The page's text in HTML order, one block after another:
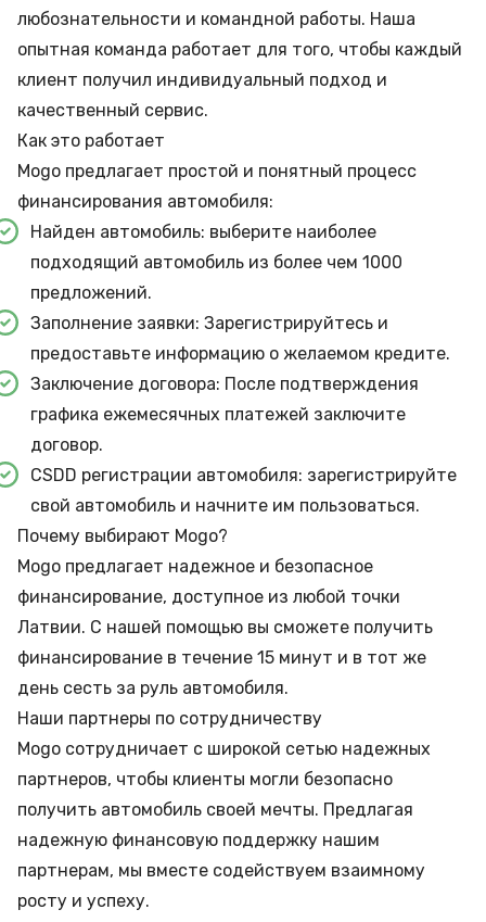
любознательности и командной работы. Наша
опытная команда работает для того, чтобы каждый
клиент получил индивидуальный подход и
качественный сервис.
Как это работает
Mogo предлагает простой и понятный процесс
финансирования автомобиля:
Найден автомобиль: выберите наиболее
подходящий автомобиль из более чем 1000
предложений.
Заполнение заявки: Зарегистрируйтесь и
предоставьте информацию о желаемом кредите.
Заключение договора: После подтверждения
графика ежемесячных платежей заключите
договор.
CSDD регистрации автомобиля: зарегистрируйте
свой автомобиль и начните им пользоваться.
Почему выбирают Моgо?
Mogo предлагает надежное и безопасное
финансирование, доступное из любой точки
Латвии. С нашей помощью вы сможете получить
финансирование в течение 15 минут и в тот же
день сесть за руль автомобиля.
Наши партнеры по сотрудничеству
Mogo сотрудничает с широкой сетью надежных
партнеров, чтобы клиенты могли безопасно
получить автомобиль своей мечты. Предлагая
надежную финансовую поддержку нашим
партнерам, мы вместе содействуем взаимному
росту и успеху.